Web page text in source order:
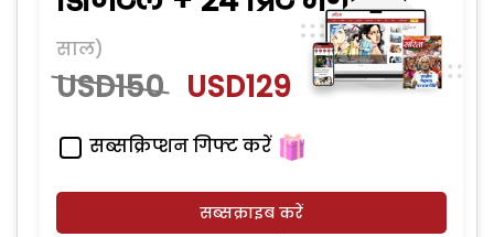
साल)
USD150 USD129
सब्सक्रिप्शन गिफ्ट करें
सब्सक्राइब करें